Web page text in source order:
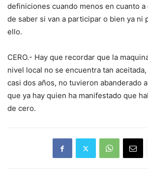
definiciones cuando menos en cuanto
de saber si van a participar o bien ya ni
ello.
CERO.- Hay que recordar que la
nivel local no se encuentra tan
casi dos años, no tuvieron abanderado
que ya hay quien ha manifestado que
de cero.